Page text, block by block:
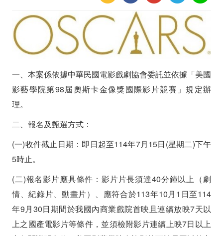
錄
片、
動
畫
片）
參
加
2026
年
美
國
「第
一、本案係依據中華民國電影戲劇協會委託並依據「美國
影藝學院第98屆奧斯卡金像獎國際影片競賽」規定辦
理。
二、報名及甄選方式：
(一)收件截止日期：即日起至114年7月15日(星期二)下午
5時止。
(二)報名影片應具條件：影片片長須達40分鐘以上（劇
情、紀錄片、動畫片）、應符合於113年10月1日至114
年9月30日期間於我國內商業戲院首映且連續放映7天以
上之國產電影片等條件，並須檢附影片連續上映7日以上